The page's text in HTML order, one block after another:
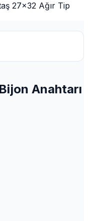
27x32 Ağır Tip
Anahtarı